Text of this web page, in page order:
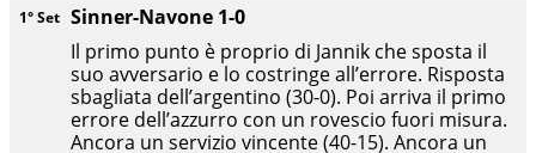
1° Set Sinner-Navone 1-0
Il primo punto è proprio di Jannik che sposta il
suo avversario e lo costringe all’errore. Risposta
sbagliata dell’argentino (30-0). Poi arriva il primo
errore dell’azzurro con un rovescio fuori misura.
Ancora un servizio vincente (40-15). Ancora un